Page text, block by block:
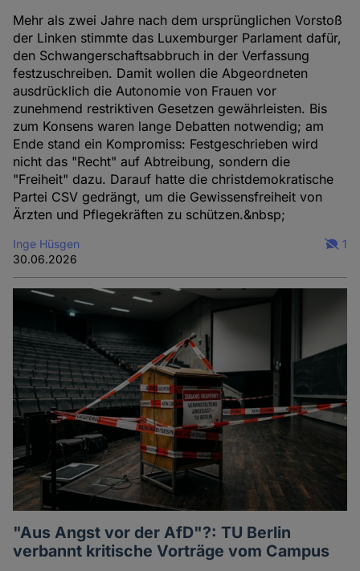
Mehr als zwei Jahre nach dem ursprünglichen Vorstoß
der Linken stimmte das Luxemburger Parlament dafür,
den Schwangerschaftsabbruch in der Verfassung
festzuschreiben. Damit wollen die Abgeordneten
ausdrücklich die Autonomie von Frauen vor
zunehmend restriktiven Gesetzen gewährleisten. Bis
zum Konsens waren lange Debatten notwendig; am
Ende stand ein Kompromiss: Festgeschrieben wird
nicht das "Recht" auf Abtreibung, sondern die
"Freiheit" dazu. Darauf hatte die christdemokratische
Partei CSV gedrängt, um die Gewissensfreiheit von
Ärzten und Pflegekräften zu schützen.&nbsp;
Inge Hüsgen
30.06.2026
1
"Aus Angst vor der AfD"?: TU Berlin
verbannt kritische Vorträge vom Campus